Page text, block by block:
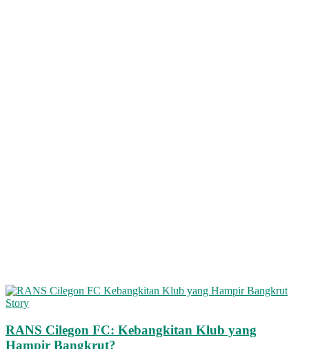
Story
RANS Cilegon FC: Kebangkitan Klub yang
Hampir Bangkrut?